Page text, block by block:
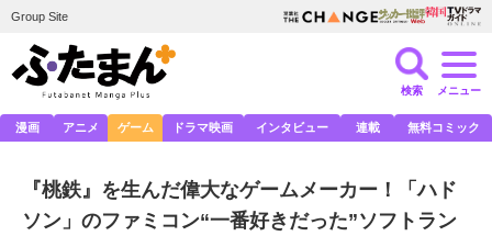
Group Site
検索 メニュー
漫画 アニメ ゲーム ドラマ映画 インタビュー 連載 無料コミック
『桃鉄』を生んだ偉大なゲームメーカー！「ハド
ソン」のファミコン“一番好きだった”ソフトラン